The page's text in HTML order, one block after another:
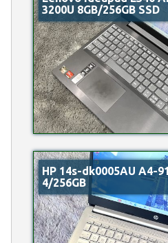
3200U 8GB/256GB SSD
HP 14s-dk0005AU A4-
4/256GB